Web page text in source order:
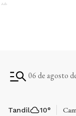
Ads
06 de agosto
Tandil 10°